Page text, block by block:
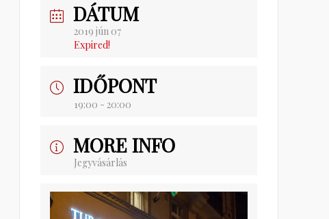
DÁTUM
2019 jún 07
Expired!
IDŐPONT
19:00 - 20:00
MORE INFO
Jegyvásárlás